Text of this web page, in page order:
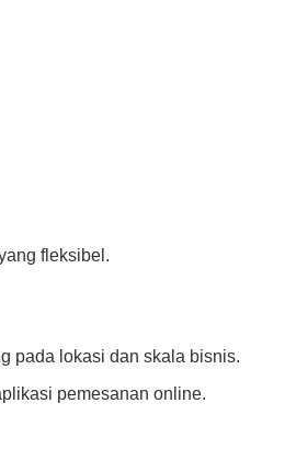
fleksibel.
pada lokasi dan skala bisnis.
pemesanan online.